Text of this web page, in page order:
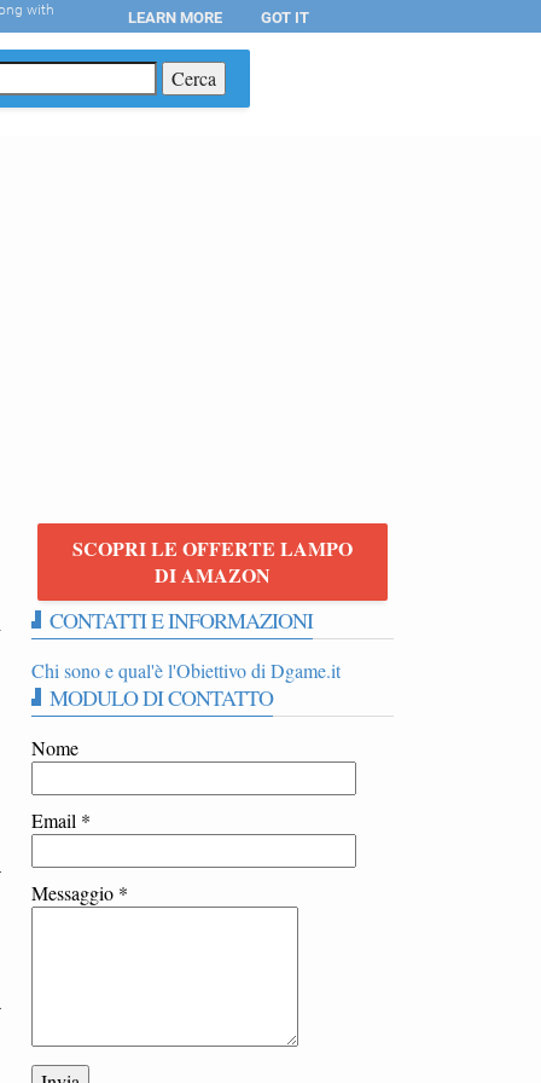
SCOPRI LE OFFERTE LAMPO
DI AMAZON
CONTATTI E INFORMAZIONI
Chi sono e qual'è l'Obiettivo di Dgame.it
MODULO DI CONTATTO
Nome
Email *
Messaggio *
with LEARN MORE GOT IT